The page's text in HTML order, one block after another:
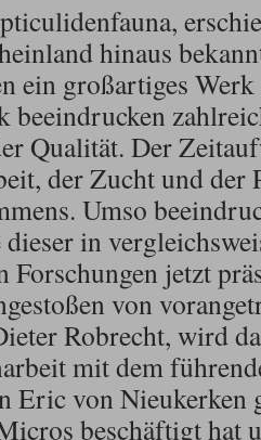
hinaus
ein großartiges
beeindrucken
Qualität. Der
der Zucht und der
Umso
dieser in
Forschungen jetzt
von
Robrecht, wird
mit dem
Eric von Nieukerken
beschäftigt hat